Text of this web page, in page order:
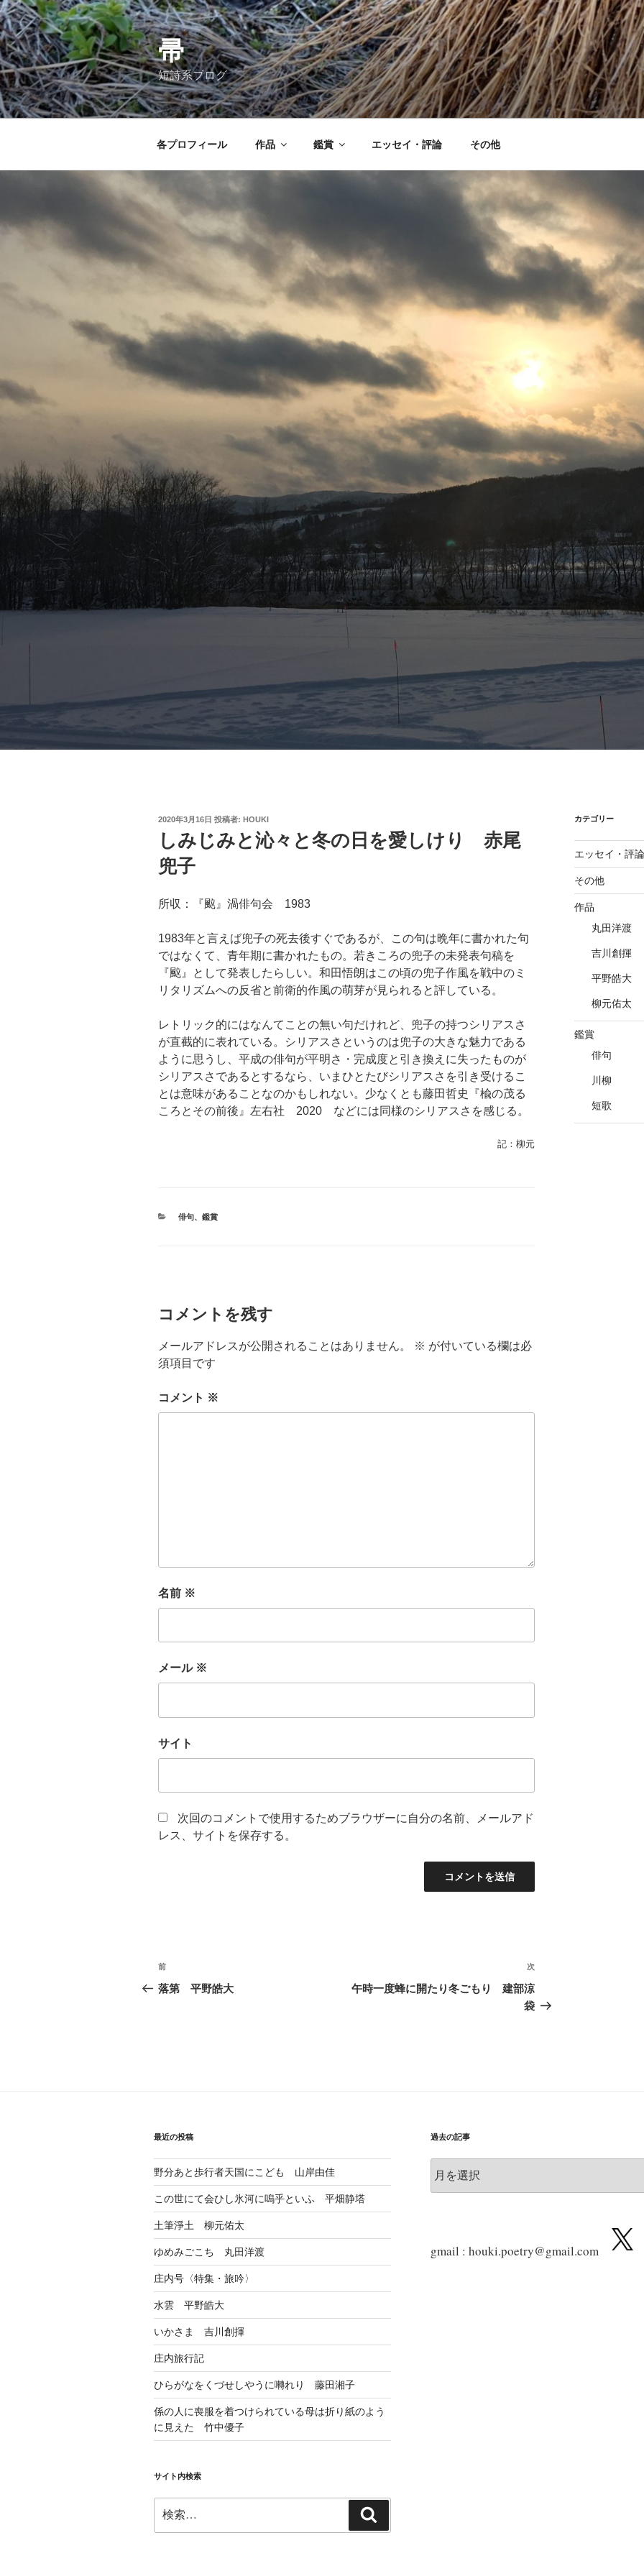
コ
ン
テ
ン
ツ
へ
ス
帚
短詩系ブログ
各プロフィール 作品 鑑賞 エッセイ・評論 その他
投
日:
2020年3月16日 投稿者: HOUKI
しみじみと沁々と冬の日を愛しけり 赤尾
兜子
所収：『䬃』渦俳句会 1983
1983年と言えば兜子の死去後すぐであるが、この句は晩年に書かれた句
ではなくて、青年期に書かれたもの。若きころの兜子の未発表句稿を
『䬃』として発表したらしい。和田悟朗はこの頃の兜子作風を戦中のミ
リタリズムへの反省と前衛的作風の萌芽が見られると評している。
レトリック的にはなんてことの無い句だけれど、兜子の持つシリアスさ
が直截的に表れている。シリアスさというのは兜子の大きな魅力である
ように思うし、平成の俳句が平明さ・完成度と引き換えに失ったものが
シリアスさであるとするなら、いまひとたびシリアスさを引き受けるこ
とは意味があることなのかもしれない。少なくとも藤田哲史『楡の茂る
ころとその前後』左右社 2020 などには同様のシリアスさを感じる。
記：柳元
カ
俳句、 鑑賞
コメントを残す
メールアドレスが公開されることはありません。 ※ が付いている欄は必
須項目です
コメント ※
名前 ※
メール ※
サイト
次回のコメントで使用するためブラウザーに自分の名前、メールアド
レス、サイトを保存する。
投
稿
ョ
ン
前
の
前
落第 平野皓大
次
の
投
次
午時一度蜂に開たり冬ごもり 建部涼
袋
カテゴリー
エッセイ・評論
その他
作品
丸田洋渡
吉川創揮
平野皓大
柳元佑太
鑑賞
俳句
川柳
短歌
最近の投稿
野分あと歩行者天国にこども 山岸由佳
この世にて会ひし氷河に嗚乎といふ 平畑静塔
土筆淨土 柳元佑太
ゆめみごこち 丸田洋渡
庄内号〈特集・旅吟〉
水雲 平野皓大
いかさま 吉川創揮
庄内旅行記
ひらがなをくづせしやうに囀れり 藤田湘子
係の人に喪服を着つけられている母は折り紙のよう
に見えた 竹中優子
サイト内検索
索:
索
過去の記事
去
gmail : houki.poetry@gmail.com